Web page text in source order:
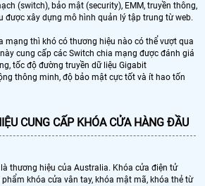
(switch), bảo mật (security), EMM, truyền thông,
được xây dựng mô hình quản lý tập trung từ web.
mạng thì khó có thương hiệu nào có thể vượt qua
cung cấp các Switch chia mạng được đánh giá
tốc độ đường truyền dữ liệu Gigabit
thông minh, độ bảo mật cực tốt và ít hao tốn
CUNG CẤP KHÓA CỬA HÀNG ĐẦU
thương hiệu của Australia. Khóa cửa điện tử
phẩm khóa cửa vân tay, khóa mật mã, khóa thẻ từ